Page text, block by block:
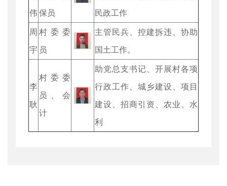
伟保员 民政工作
周
宇
村委委
员
主管民兵、控建拆违、协助
国土工作。
李
耿
村委委
员、会
计
助党总支书记、开展村各项
行政工作、城乡建设、项目
建设、招商引资、农业、水
利